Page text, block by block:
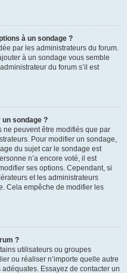
à un sondage ?
par les administrateurs du forum.
à un sondage vous semble
du forum s’il est
sondage ?
peuvent être modifiés que par
Pour modifier un sondage,
du sujet car le sondage est
n’a encore voté, il est
ses options. Cependant, si
et les administrateurs
Cela empêche de modifier les
?
utilisateurs ou groupes
ou réaliser n’importe quelle autre
Essayez de contacter un